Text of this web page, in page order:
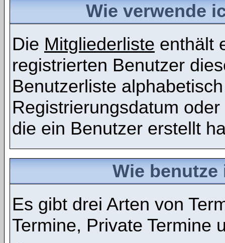
Wie verwende
Die Mitgliederliste enthält
registrierten Benutzer
Benutzerliste
Registrierungsdatum
die ein Benutzer erstellt
Wie
Es gibt drei Arten von
Termine, Private Termine